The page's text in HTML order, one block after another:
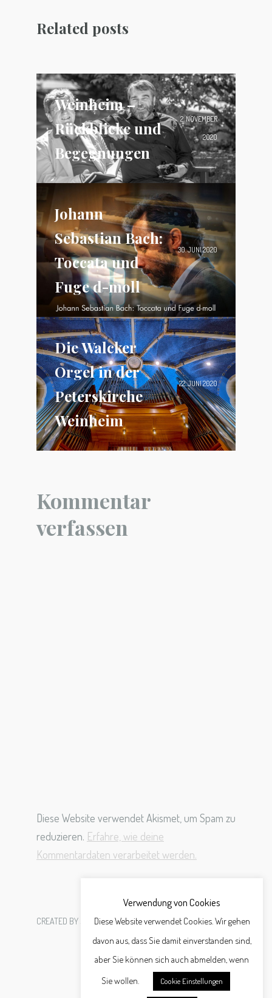
Related posts
Weinheim –
Rückblicke und
Begegnungen
2. NOVEMBER
2020
Johann
Sebastian Bach:
Toccata und
Fuge d-moll
30. JUNI 2020
Die Walcker
Orgel in der
Peterskirche
Weinheim
22. JUNI 2020
Kommentar
verfassen
Diese Website verwendet Akismet, um Spam zu
reduzieren. Erfahre, wie deine
Kommentardaten verarbeitet werden.
CREATED BY SCHÄFER WERBEAGENTUR GMBH
Verwendung von Cookies
Diese Website verwendet Cookies. Wir gehen
davon aus, dass Sie damit einverstanden sind,
aber Sie können sich auch abmelden, wenn
Sie wollen.
Cookie Einstellungen